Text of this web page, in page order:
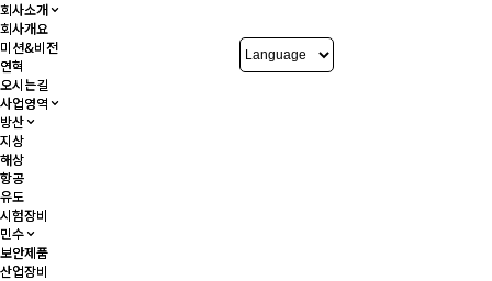
회사소개
회사개요
미션&비전
연혁
오시는길
사업영역
방산
지상
해상
항공
유도
시험장비
민수
보안제품
산업장비
회사소개
회사개요
미션&비전
연혁
오시는길
사업영역
방산
지상
해상
항공
유도
시험장비
민수
보안제품
산업장비